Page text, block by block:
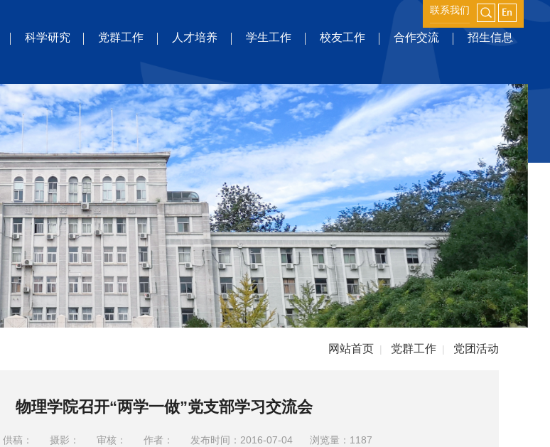
联系我们
科学研究 党群工作 人才培养 学生工作 校友工作 合作交流 招生信息
网站首页 | 党群工作 | 党团活动
物理学院召开“两学一做”党支部学习交流会
供稿： 摄影： 审核： 作者： 发布时间：2016-07-04 浏览量： 1187